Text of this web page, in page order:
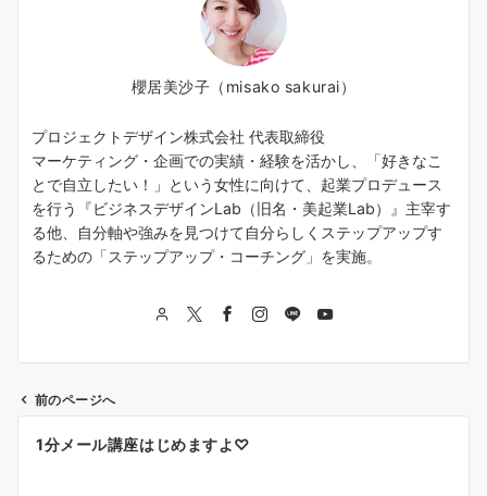
櫻居美沙子（misako sakurai）
プロジェクトデザイン株式会社 代表取締役
マーケティング・企画での実績・経験を活かし、「好きなこ
とで自立したい！」という女性に向けて、起業プロデュース
を行う『ビジネスデザインLab（旧名・美起業Lab）』主宰す
る他、自分軸や強みを見つけて自分らしくステップアップす
るための「ステップアップ・コーチング」を実施。
投
前のページへ
1分メール講座はじめますよ♡